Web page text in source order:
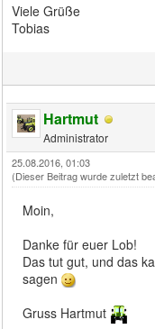
Viele Grüße
Tobias
Hartmut
Administrator
25.08.2016, 01:03
(Dieser Beitrag wurde zuletzt
Moin,
Danke für euer Lob!
Das tut gut, und das
sagen
Gruss Hartmut